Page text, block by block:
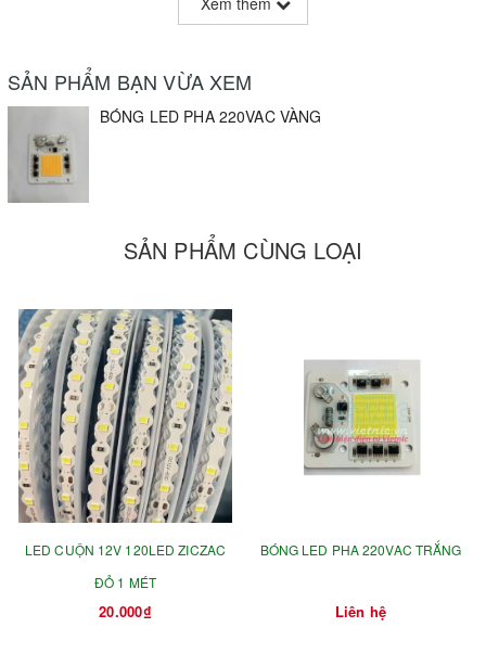
SẢN PHẨM BẠN VỪA XEM
BÓNG LED PHA 220VAC VÀNG
SẢN PHẨM CÙNG LOẠI
LED CUỘN 12V 120LED ZICZAC
ĐỎ 1 MÉT
20.000₫
BÓNG LED PHA 220VAC TRẮNG
Liên hệ